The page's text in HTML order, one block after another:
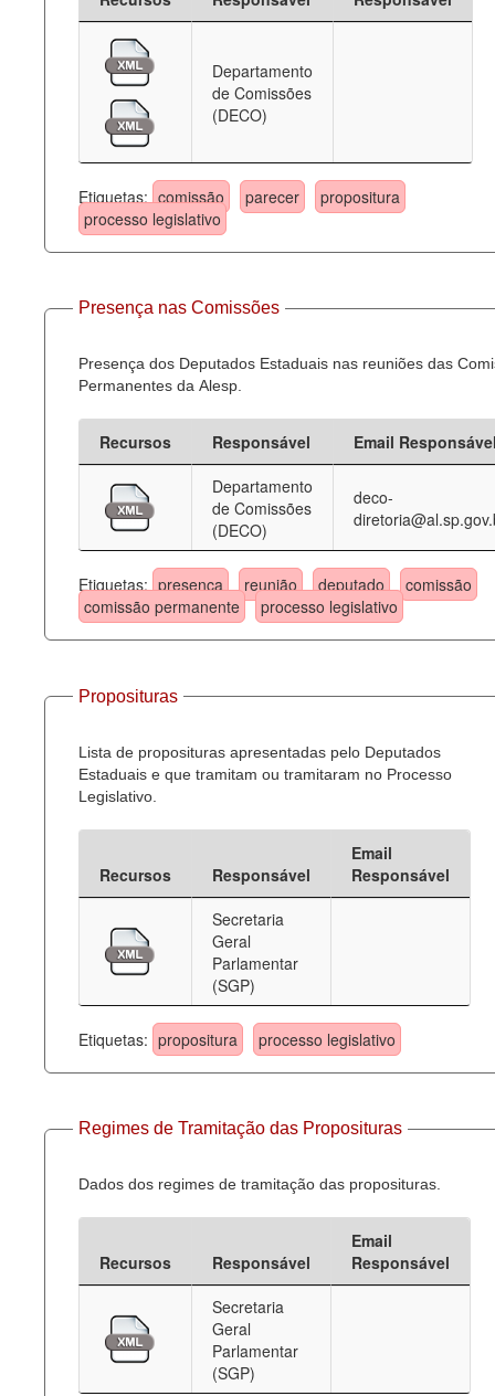
Departamento
de Comissões
(DECO)
Etiquetas: comissão parecer
propositura
processo legislativo
Presença nas Comissões
Presença dos Deputados Estaduais nas reuniões das
Permanentes da Alesp.
Recursos Responsável
Email
Departamento
de Comissões
(DECO)
deco-
Etiquetas: presença reunião deputado
comissão
comissão permanente
processo legislativo
Proposituras
Lista de proposituras apresentadas pelo Deputados
Estaduais e que tramitam ou tramitaram no Processo
Legislativo.
Recursos Responsável
Email
Responsável
Secretaria
Geral
Parlamentar
(SGP)
Etiquetas: propositura processo legislativo
Regimes de Tramitação das Proposituras
Dados dos regimes de tramitação das proposituras.
Recursos Responsável
Email
Responsável
Secretaria
Geral
Parlamentar
(SGP)